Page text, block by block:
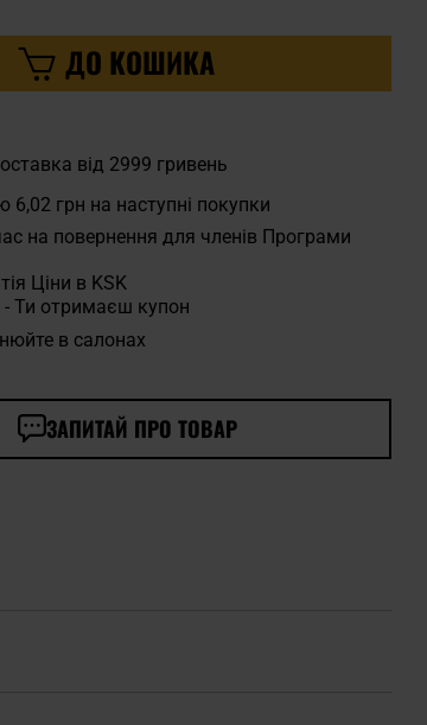
ДО КОШИКА
від 2999 гривень
6,02 грн на наступні покупки
на повернення для членів Програми
Ціни в KSK
- Ти отримаєш купон
в салонах
ЗАПИТАЙ ПРО ТОВАР